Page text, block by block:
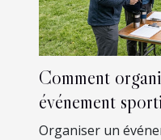
Comment
événement
Organiser un